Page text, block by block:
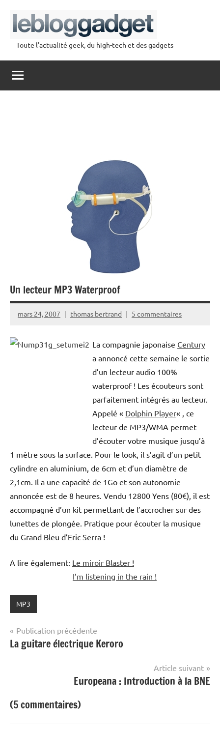
contenu
lebloggadget
Toute l'actualité geek, du high-tech et des gadgets
Un lecteur MP3 Waterproof
mars 24, 2007 thomas bertrand 5 commentaires
La compagnie japonaise Century
a annoncé cette semaine le sortie
d’un lecteur audio 100%
waterproof ! Les écouteurs sont
parfaitement intégrés au lecteur.
Appelé « Dolphin Player« , ce
lecteur de MP3/WMA permet
d’écouter votre musique jusqu’à
1 mètre sous la surface. Pour le look, il s’agit d’un petit
cylindre en aluminium, de 6cm et d’un diamètre de
2,1cm. Il a une capacité de 1Go et son autonomie
annoncée est de 8 heures. Vendu 12800 Yens (80€), il est
accompagné d’un kit permettant de l’accrocher sur des
lunettes de plongée. Pratique pour écouter la musique
du Grand Bleu d’Eric Serra !
A lire également: Le miroir Blaster !
I’m listening in the rain !
MP3
Navigation
de
Publication précédente
La guitare électrique Keroro
Article suivant
Europeana : Introduction à la BNE
(5 commentaires)